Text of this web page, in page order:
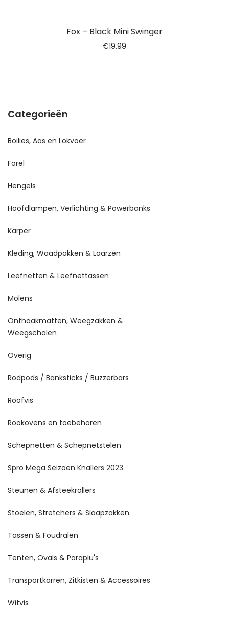
Fox – Black Mini Swinger
€19.99
Categorieën
Boilies, Aas en Lokvoer
Forel
Hengels
Hoofdlampen, Verlichting & Powerbanks
Karper
Kleding, Waadpakken & Laarzen
Leefnetten & Leefnettassen
Molens
Onthaakmatten, Weegzakken &
Weegschalen
Overig
Rodpods / Banksticks / Buzzerbars
Roofvis
Rookovens en toebehoren
Schepnetten & Schepnetstelen
Spro Mega Seizoen Knallers 2023
Steunen & Afsteekrollers
Stoelen, Stretchers & Slaapzakken
Tassen & Foudralen
Tenten, Ovals & Paraplu's
Transportkarren, Zitkisten & Accessoires
Witvis